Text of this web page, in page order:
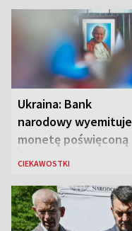
Ukraina: Bank
narodowy wyemituje
monetę poświęconą
św. Janowi Pawłowi II
CIEKAWOSTKI